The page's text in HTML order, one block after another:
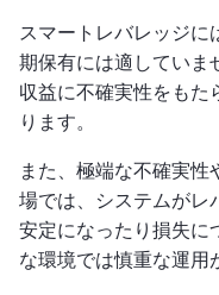
スマートレバレッジ
期保有には適していま
収益に不確実性をもた
ります。
また、極端な不確実
場では、システムがレ
安定になったり損失に
な環境では慎重な運用